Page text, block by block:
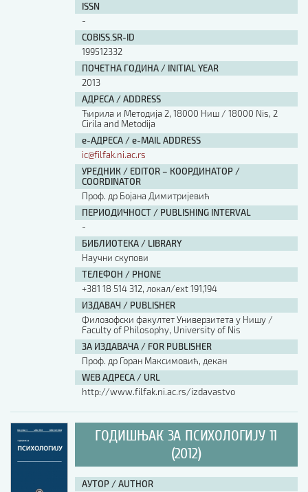
ISSN
-
COBISS.SR-ID
199512332
ПОЧЕТНА ГОДИНА / INITIAL YEAR
2013
АДРЕСА / ADDRESS
Ћирила и Методија 2, 18000 Ниш / 18000 Nis, 2
Cirila and Metodija
е-АДРЕСА / e-MAIL ADDRESS
ic@filfak.ni.ac.rs
УРЕДНИК / EDITOR – КООРДИНАТОР /
COORDINATOR
Проф. др Бојана Димитријевић
ПЕРИОДИЧНОСТ / PUBLISHING INTERVAL
-
БИБЛИОТЕКА / LIBRARY
Научни скупови
ТЕЛЕФОН / PHONE
+381 18 514 312, локал/ext 191,194
ИЗДАВАЧ / PUBLISHER
Филозофски факултет Универзитета у Нишу /
Faculty of Philosophy, University of Nis
ЗА ИЗДАВАЧА / FOR PUBLISHER
Проф. др Горан Максимовић, декан
WEB АДРЕСА / URL
http://www.filfak.ni.ac.rs/izdavastvo
ГОДИШЊАК ЗА ПСИХОЛОГИЈУ 11
(2012)
АУТОР / AUTHOR